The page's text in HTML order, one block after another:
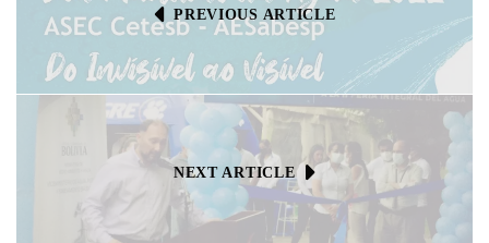
PREVIOUS ARTICLE
NEXT ARTICLE